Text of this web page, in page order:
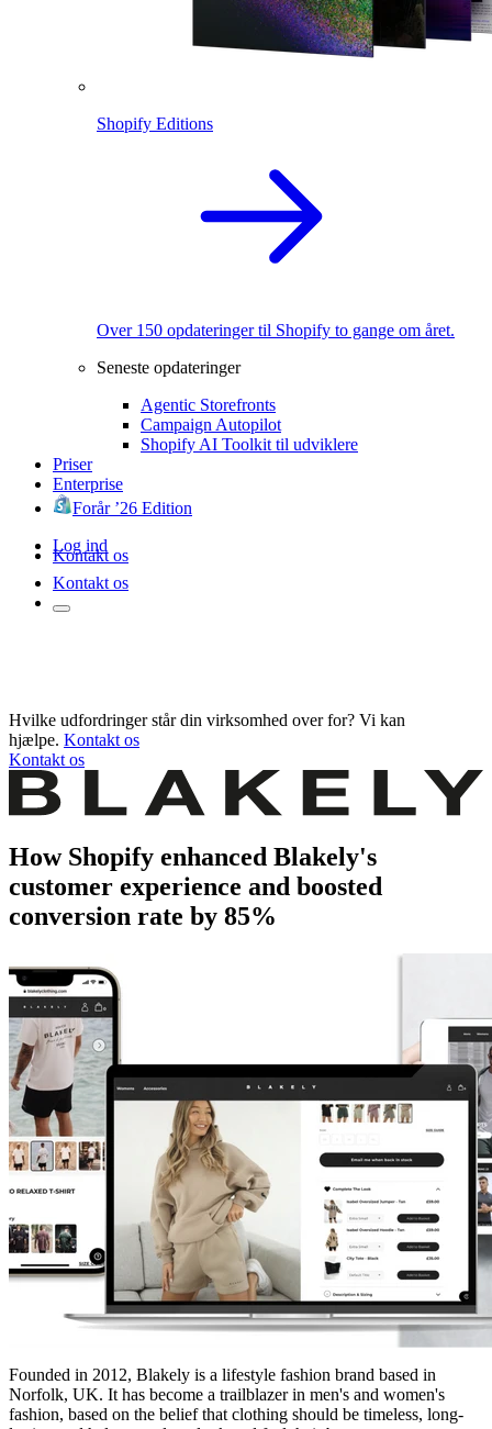
Shopify Editions
Over 150 opdateringer til Shopify to gange om året.
Seneste opdateringer
Agentic Storefronts
Campaign Autopilot
Shopify AI Toolkit til udviklere
Priser
Enterprise
Forår ’26 Edition
Log ind
Kontakt os
Kontakt os
Hvilke udfordringer står din virksomhed over for? Vi kan
hjælpe. Kontakt os
Kontakt os
How Shopify enhanced Blakely's
customer experience and boosted
conversion rate by 85%
Founded in 2012, Blakely is a lifestyle fashion brand based in
Norfolk, UK. It has become a trailblazer in men's and women's
fashion, based on the belief that clothing should be timeless, long-